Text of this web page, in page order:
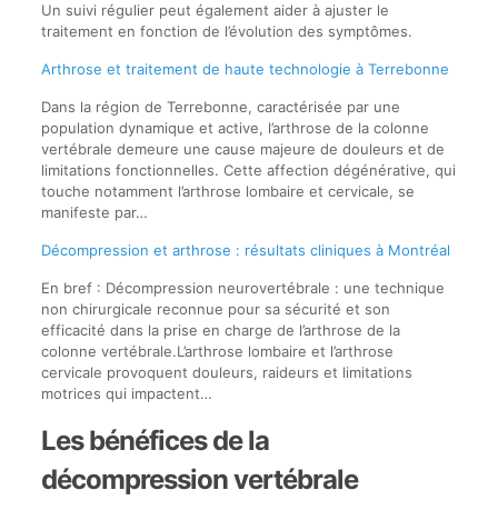
Un suivi régulier peut également aider à ajuster le
traitement en fonction de l’évolution des symptômes.
Arthrose et traitement de haute technologie à Terrebonne
Dans la région de Terrebonne, caractérisée par une
population dynamique et active, l’arthrose de la colonne
vertébrale demeure une cause majeure de douleurs et de
limitations fonctionnelles. Cette affection dégénérative, qui
touche notamment l’arthrose lombaire et cervicale, se
manifeste par…
Décompression et arthrose : résultats cliniques à Montréal
En bref : Décompression neurovertébrale : une technique
non chirurgicale reconnue pour sa sécurité et son
efficacité dans la prise en charge de l’arthrose de la
colonne vertébrale.L’arthrose lombaire et l’arthrose
cervicale provoquent douleurs, raideurs et limitations
motrices qui impactent…
Les bénéfices de la
décompression vertébrale